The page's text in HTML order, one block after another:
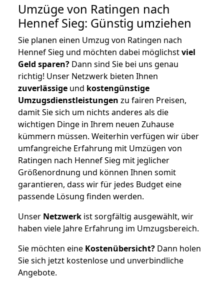
Umzüge von Ratingen nach
Hennef Sieg: Günstig umziehen
Sie planen einen Umzug von Ratingen nach
Hennef Sieg und möchten dabei möglichstviel
Geld sparen? Dann sind Sie bei uns genau
richtig! Unser Netzwerk bieten Ihnen
zuverlässige und kostengünstige
Umzugsdienstleistungen zu fairen Preisen,
damit Sie sich um nichts anderes als die
wichtigen Dinge in Ihrem neuen Zuhause
kümmern müssen. Weiterhin verfügen wir über
umfangreiche Erfahrung mit Umzügen von
Ratingen nach Hennef Sieg mit jeglicher
Größenordnung und können Ihnen somit
garantieren, dass wir für jedes Budget eine
passende Lösung finden werden.
Unser Netzwerk ist sorgfältig ausgewählt, wir
haben viele Jahre Erfahrung im Umzugsbereich.
Sie möchten eine Kostenübersicht? Dann holen
Sie sich jetzt kostenlose und unverbindliche
Angebote.